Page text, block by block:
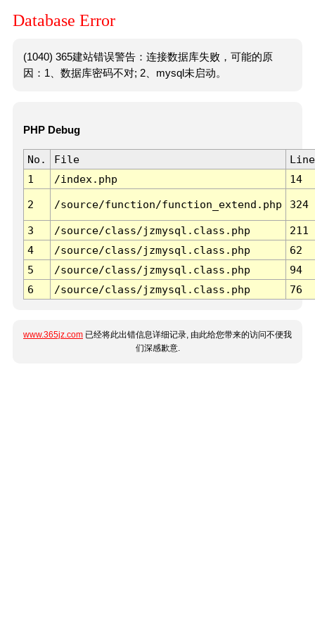
Database Error
(1040) 365建站错误警告：连接数据库失败，可能的原
因：1、数据库密码不对; 2、mysql未启动。
PHP Debug
No. File
Line
1
/index.php 14
2 /source/function/function_extend.php 324
3 /source/class/jzmysql.class.php
211
4
/source/class/jzmysql.class.php
62
5
/source/class/jzmysql.class.php
94
6
/source/class/jzmysql.class.php 76
www.365jz.com 已经将此出错信息详细记录, 由此给您带来的访问不便我
们深感歉意.